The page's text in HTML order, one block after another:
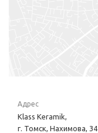
Адрес
Klass Keramik,
г. Томск, Нахимова, 34